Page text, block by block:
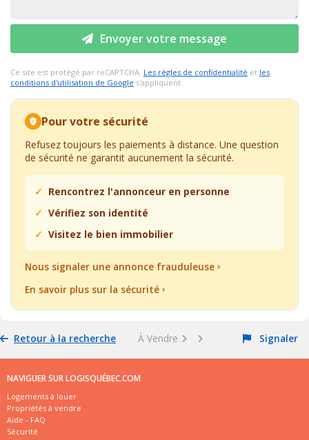
Envoyer votre message
Ce site est protégé par reCAPTCHA. Les règles de confidentialité et les
conditions d'utilisation de Google s'appliquent.
Pour votre sécurité
Refusez toujours les paiements à distance. Une question
de sécurité ne garantit aucunement la sécurité.
Rencontrez l'annonceur en personne
Vérifiez son identité
Visitez le bien immobilier
Nous signaler une annonce frauduleuse
En savoir plus sur la sécurité
Retour à la recherche À Vendre Signaler
NAVIGUER SUR LOGISQUÉBEC.COM
Logements à louer
Propriétés à vendre
Aide - FAQ
Sécurité